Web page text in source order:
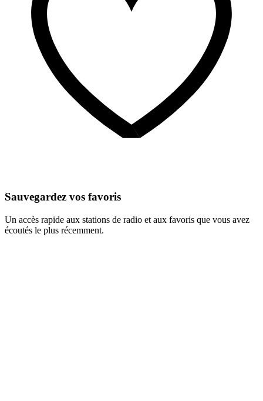
Sauvegardez vos favoris
Un accès rapide aux stations de radio et aux favoris que vous avez
écoutés le plus récemment.